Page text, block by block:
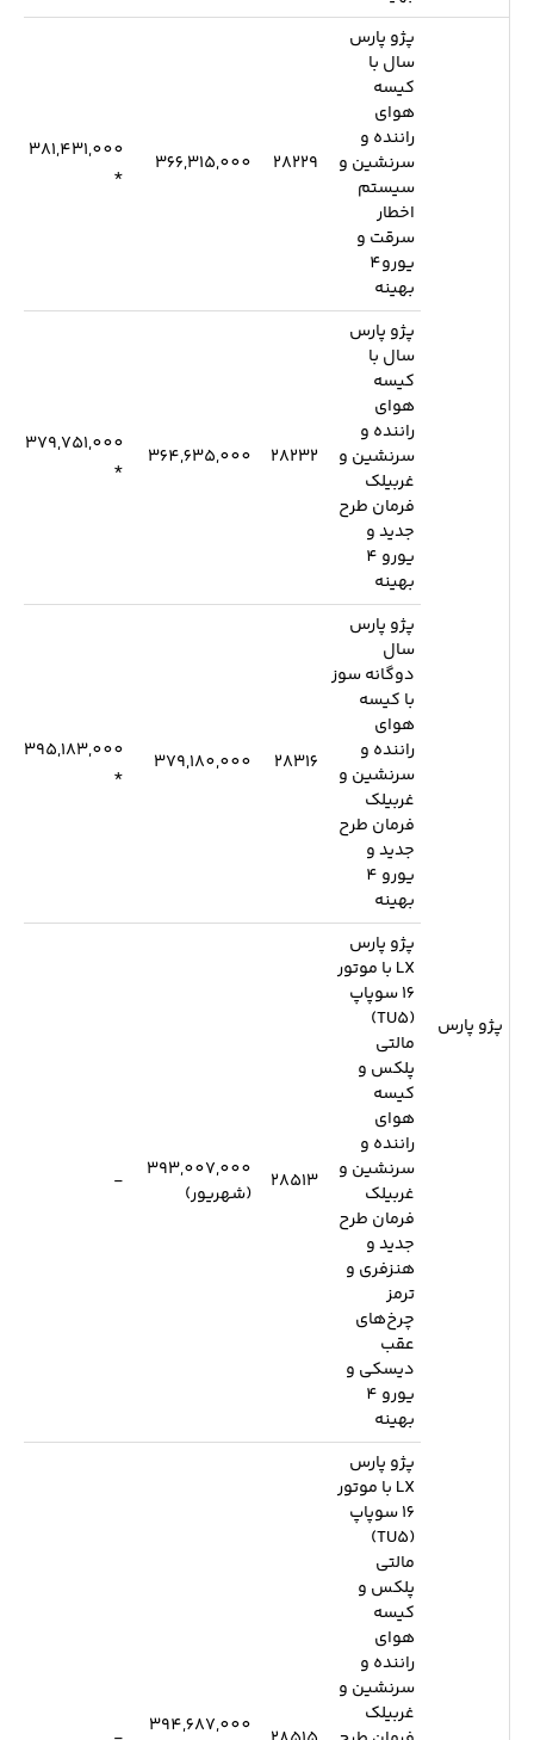
پژو پارس
پژو پارس
سال با
کیسه
هوای
راننده و
سرنشین و
سیستم
اخطار
سرقت و
یورو4
بهینه
28229
366,315,000
381,431,000
*
پژو پارس
سال با
کیسه
هوای
راننده و
سرنشین و
غربیلک
فرمان طرح
جدید و
یورو 4
بهینه
28232
364,635,000
379,751,000
*
پژو پارس
سال
دوگانه سوز
با کیسه
هوای
راننده و
سرنشین و
غربیلک
فرمان طرح
جدید و
یورو 4
بهینه
28316
379,180,000
395,183,000
*
پژو پارس
LX با موتور
16 سوپاپ
(TU5)
مالتی
پلکس و
کیسه
هوای
راننده و
سرنشین و
غربیلک
فرمان طرح
جدید و
هنزفری و
ترمز
چرخ‌های
عقب
دیسکی و
یورو 4
بهینه
28513
393,007,000
(شهریور)
-
پژو پارس
LX با موتور
16 سوپاپ
(TU5)
مالتی
پلکس و
کیسه
هوای
راننده و
سرنشین و
غربیلک
394,687,000